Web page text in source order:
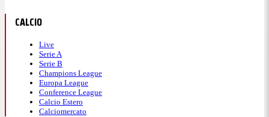
CALCIO
Live
Serie A
Serie B
Champions League
Europa League
Conference League
Calcio Estero
Calciomercato